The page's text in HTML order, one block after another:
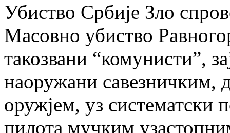
Убиство Србије Зло
Масовно убиство
такозвани “комунисти”,
наоружани савезничким,
оружјем, уз систематски
пилота мучким